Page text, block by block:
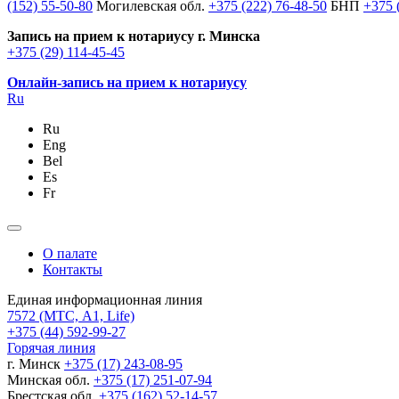
(152) 55-50-80 Могилевская обл. +375 (222) 76-48-50 БНП +375
Запись на прием к нотариусу г. Минска
+375 (29) 114-45-45
Онлайн-запись на прием к нотариусу
Ru
Ru
Eng
Bel
Es
Fr
О палате
Контакты
Единая информационная линия
7572 (МТС, A1, Life)
+375 (44) 592-99-27
Горячая линия
г. Минск +375 (17) 243-08-95
Минская обл. +375 (17) 251-07-94
Брестская обл. +375 (162) 52-14-57